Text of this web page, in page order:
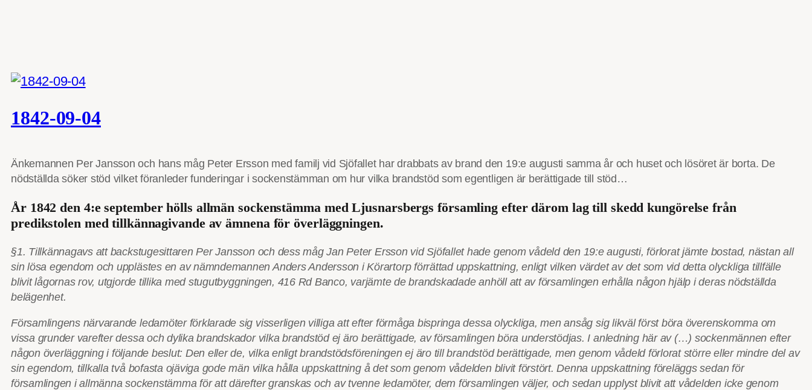
1842-09-04
Änkemannen Per Jansson och hans måg Peter Ersson med familj vid Sjöfallet har drabbats av brand den 19:e augusti samma år och huset och lösöret är borta. De
nödställda söker stöd vilket föranleder funderingar i sockenstämman om hur vilka brandstöd som egentligen är berättigade till stöd…
År 1842 den 4:e september hölls allmän sockenstämma med Ljusnarsbergs församling efter därom lag till skedd kungörelse från
predikstolen med tillkännagivande av ämnena för överläggningen.
§1. Tillkännagavs att backstugesittaren Per Jansson och dess måg Jan Peter Ersson vid Sjöfallet hade genom vådeld den 19:e augusti, förlorat jämte bostad, nästan all
sin lösa egendom och upplästes en av nämndemannen Anders Andersson i Körartorp förrättad uppskattning, enligt vilken värdet av det som vid detta olyckliga tillfälle
blivit lågornas rov, utgjorde tillika med stugutbyggningen, 416 Rd Banco, varjämte de brandskadade anhöll att av församlingen erhålla någon hjälp i deras nödställda
belägenhet.
Församlingens närvarande ledamöter förklarade sig visserligen villiga att efter förmåga bispringa dessa olyckliga, men ansåg sig likväl först böra överenskomma om
vissa grunder varefter dessa och dylika brandskador vilka brandstöd ej äro berättigade, av församlingen böra understödjas. I anledning här av (…) sockenmännen efter
någon överläggning i följande beslut: Den eller de, vilka enligt brandstödsföreningen ej äro till brandstöd berättigade, men genom vådeld förlorat större eller mindre del av
sin egendom, tillkalla två bofasta ojäviga gode män vilka hålla uppskattning å det som genom vådelden blivit förstört. Denna uppskattning föreläggs sedan för
församlingen i allmänna sockenstämma för att därefter granskas och av tvenne ledamöter, dem församlingen väljer, och sedan upplyst blivit att vådelden icke genom